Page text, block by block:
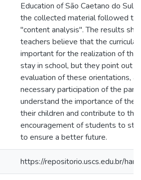
Education of São Caetano do Sul.
the collected material followed
"content analysis". The results
teachers believe that the
important for the realization of
stay in school, but they point out
evaluation of these orientations,
necessary participation of the
understand the importance of the
their children and contribute to
encouragement of students to
to ensure a better future.
https://repositorio.uscs.edu.br/